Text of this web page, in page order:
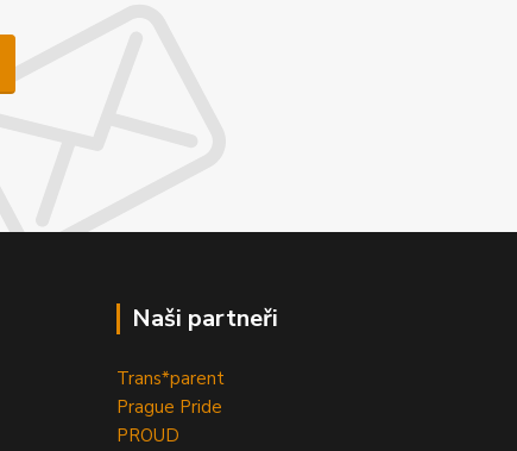
Naši partneři
Trans*parent
Prague Pride
PROUD